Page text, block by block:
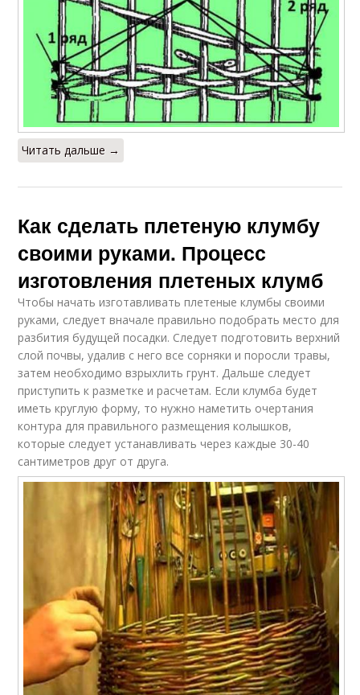
Читать дальше →
Как сделать плетеную клумбу
своими руками. Процесс
изготовления плетеных клумб
Чтобы начать изготавливать плетеные клумбы своими
руками, следует вначале правильно подобрать место для
разбития будущей посадки. Следует подготовить верхний
слой почвы, удалив с него все сорняки и поросли травы,
затем необходимо взрыхлить грунт. Дальше следует
приступить к разметке и расчетам. Если клумба будет
иметь круглую форму, то нужно наметить очертания
контура для правильного размещения колышков,
которые следует устанавливать через каждые 30-40
сантиметров друг от друга.